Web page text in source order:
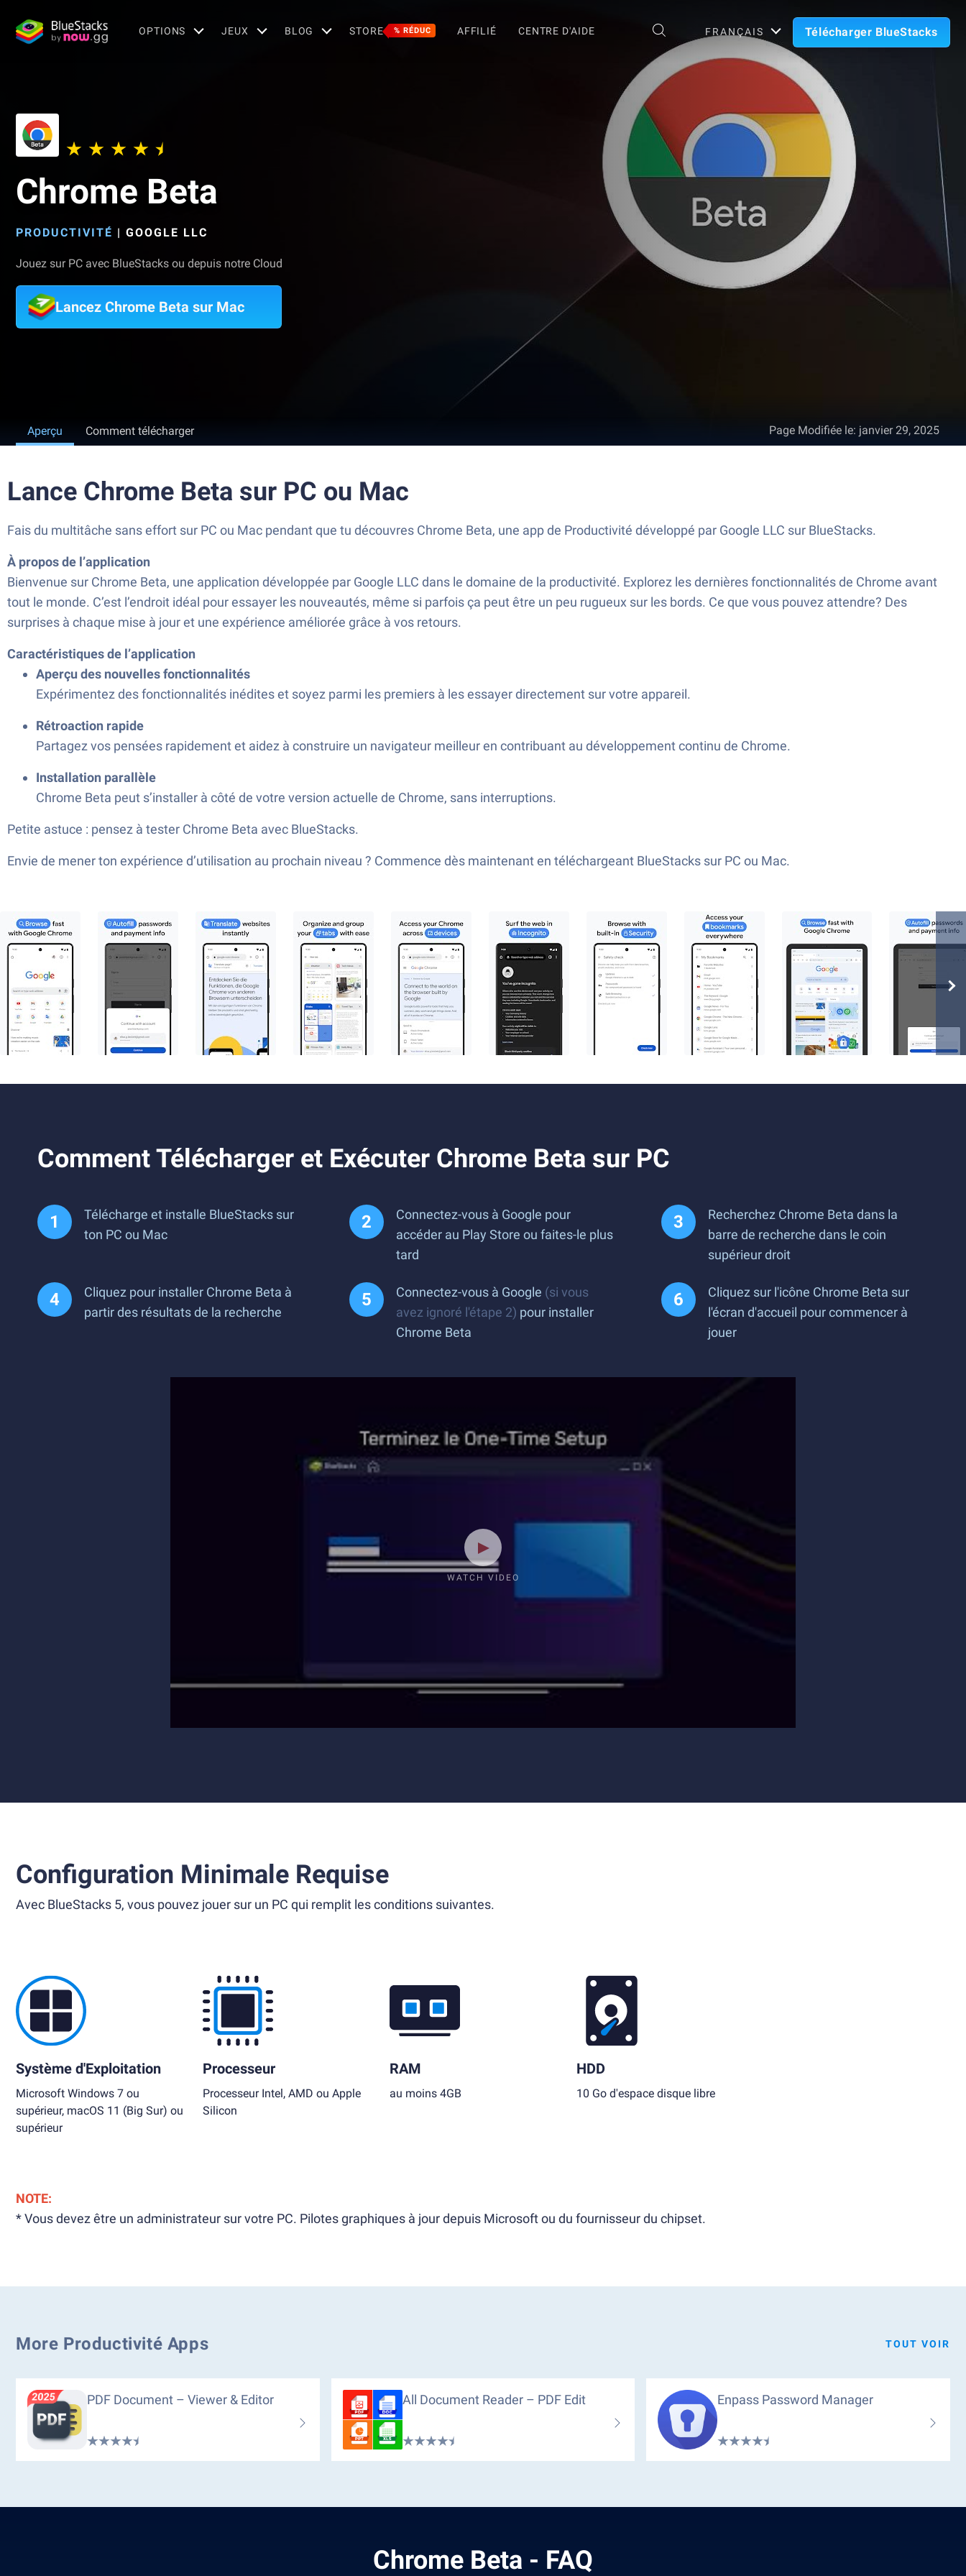
OPTIONS JEUX BLOG STORE % RÉDUC AFFILIÉ CENTRE D'AIDE FRANÇAIS Télécharger BlueStacks
Chrome Beta
PRODUCTIVITÉ | GOOGLE LLC
Jouez sur PC avec BlueStacks ou depuis notre Cloud
Lancez Chrome Beta sur Mac
Aperçu Comment télécharger Page Modifiée le: janvier 29, 2025
Lance Chrome Beta sur PC ou Mac
Fais du multitâche sans effort sur PC ou Mac pendant que tu découvres Chrome Beta, une app de Productivité développé par Google LLC sur BlueStacks.
À propos de l’application
Bienvenue sur Chrome Beta, une application développée par Google LLC dans le domaine de la productivité. Explorez les dernières fonctionnalités de Chrome avant
tout le monde. C’est l’endroit idéal pour essayer les nouveautés, même si parfois ça peut être un peu rugueux sur les bords. Ce que vous pouvez attendre? Des
surprises à chaque mise à jour et une expérience améliorée grâce à vos retours.
Caractéristiques de l’application
Aperçu des nouvelles fonctionnalités
Expérimentez des fonctionnalités inédites et soyez parmi les premiers à les essayer directement sur votre appareil.
Rétroaction rapide
Partagez vos pensées rapidement et aidez à construire un navigateur meilleur en contribuant au développement continu de Chrome.
Installation parallèle
Chrome Beta peut s’installer à côté de votre version actuelle de Chrome, sans interruptions.
Petite astuce : pensez à tester Chrome Beta avec BlueStacks.
Envie de mener ton expérience d’utilisation au prochain niveau ? Commence dès maintenant en téléchargeant BlueStacks sur PC ou Mac.
Comment Télécharger et Exécuter Chrome Beta sur PC
Télécharge et installe BlueStacks sur
ton PC ou Mac
Connectez-vous à Google pour
accéder au Play Store ou faites-le plus
tard
Recherchez Chrome Beta dans la
barre de recherche dans le coin
supérieur droit
Cliquez pour installer Chrome Beta à
partir des résultats de la recherche
Connectez-vous à Google (si vous
avez ignoré l'étape 2) pour installer
Chrome Beta
Cliquez sur l'icône Chrome Beta sur
l'écran d'accueil pour commencer à
jouer
WATCH VIDEO
Configuration Minimale Requise
Avec BlueStacks 5, vous pouvez jouer sur un PC qui remplit les conditions suivantes.
Système d'Exploitation
Microsoft Windows 7 ou
supérieur, macOS 11 (Big Sur) ou
supérieur
Processeur
Processeur Intel, AMD ou Apple
Silicon
RAM
au moins 4GB
HDD
10 Go d'espace disque libre
NOTE:
* Vous devez être un administrateur sur votre PC. Pilotes graphiques à jour depuis Microsoft ou du fournisseur du chipset.
More Productivité Apps TOUT VOIR
PDF Document – Viewer & Editor All Document Reader – PDF Edit Enpass Password Manager
Chrome Beta - FAQ